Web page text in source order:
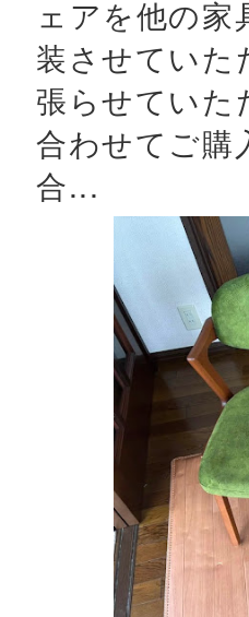
ェアを他の
装させていた
張らせていた
合わせてご購
合...